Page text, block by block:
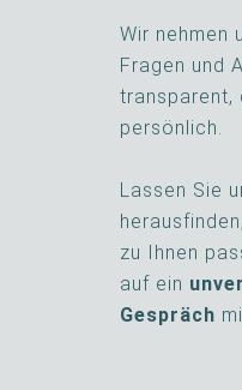
Wir nehmen
Fragen und
transparent,
persönlich.
Lassen Sie
zu Ihnen
auf ein
Gespräch